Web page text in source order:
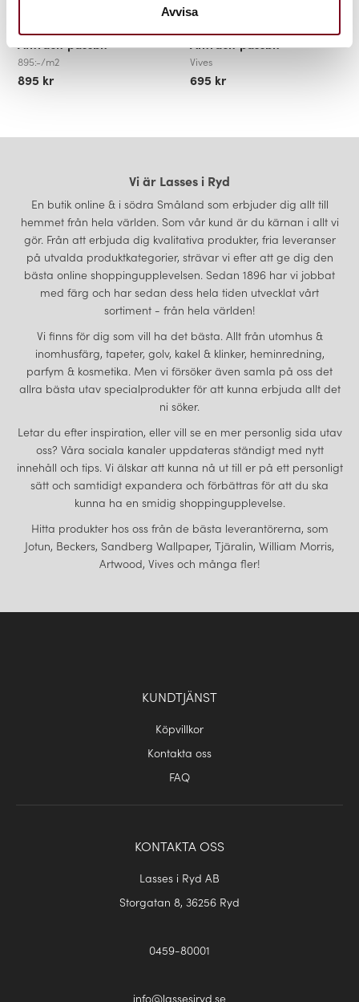
Avvisa
Antracit passbit
895:-/m2
895 kr
Vodevil Variette Sombra
Antracit passbit
Vives
695 kr
Vi är Lasses i Ryd
En butik online & i södra Småland som erbjuder dig allt till
hemmet från hela världen. Som vår kund är du kärnan i allt vi
gör. Från att erbjuda dig kvalitativa produkter, fria leveranser
på utvalda produktkategorier, strävar vi efter att ge dig den
bästa online shoppingupplevelsen. Sedan 1896 har vi jobbat
med färg och har sedan dess hela tiden utvecklat vårt
sortiment - från hela världen!
Vi finns för dig som vill ha det bästa. Allt från utomhus &
inomhusfärg, tapeter, golv, kakel & klinker, heminredning,
parfym & kosmetika. Men vi försöker även samla på oss det
allra bästa utav specialprodukter för att kunna erbjuda allt det
ni söker.
Letar du efter inspiration, eller vill se en mer personlig sida utav
oss? Våra sociala kanaler uppdateras ständigt med nytt
innehåll och tips. Vi älskar att kunna nå ut till er på ett personligt
sätt och samtidigt expandera och förbättras för att du ska
kunna ha en smidig shoppingupplevelse.
Hitta produkter hos oss från de bästa leverantörerna, som
Jotun, Beckers, Sandberg Wallpaper, Tjäralin, William Morris,
Artwood, Vives och många fler!
KUNDTJÄNST
Köpvillkor
Kontakta oss
FAQ
KONTAKTA OSS
Lasses i Ryd AB
Storgatan 8, 36256 Ryd
0459-80001
info@lassesiryd.se